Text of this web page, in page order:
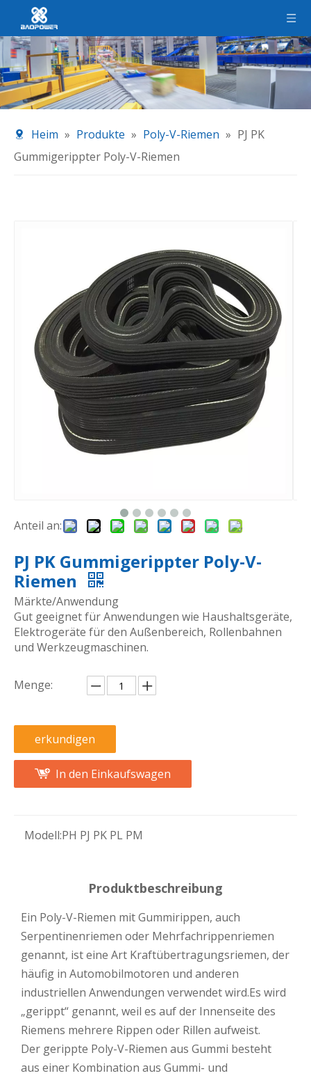
Heim » Produkte » Poly-V-Riemen » PJ PK
Gummigerippter Poly-V-Riemen
Anteil an:
PJ PK Gummigerippter Poly-V-
Riemen
Märkte/Anwendung
Gut geeignet für Anwendungen wie Haushaltsgeräte,
Elektrogeräte für den Außenbereich, Rollenbahnen
und Werkzeugmaschinen.
Menge:
erkundigen
In den Einkaufswagen
Modell:PH PJ PK PL PM
Produktbeschreibung
Ein Poly-V-Riemen mit Gummirippen, auch
Serpentinenriemen oder Mehrfachrippenriemen
genannt, ist eine Art Kraftübertragungsriemen, der
häufig in Automobilmotoren und anderen
industriellen Anwendungen verwendet wird.Es wird
„gerippt“ genannt, weil es auf der Innenseite des
Riemens mehrere Rippen oder Rillen aufweist.
Der gerippte Poly-V-Riemen aus Gummi besteht
aus einer Kombination aus Gummi- und